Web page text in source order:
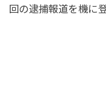
回の逮捕報道を機に